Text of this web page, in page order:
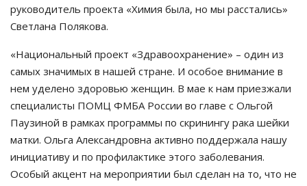
руководитель проекта «Химия была, но мы расстались»
Светлана Полякова.
«Национальный проект «Здравоохранение» – один из
самых значимых в нашей стране. И особое внимание в
нем уделено здоровью женщин. В мае к нам приезжали
специалисты ПОМЦ ФМБА России во главе с Ольгой
Паузиной в рамках программы по скринингу рака шейки
матки. Ольга Александровна активно поддержала нашу
инициативу и по профилактике этого заболевания.
Особый акцент на мероприятии был сделан на то, что не